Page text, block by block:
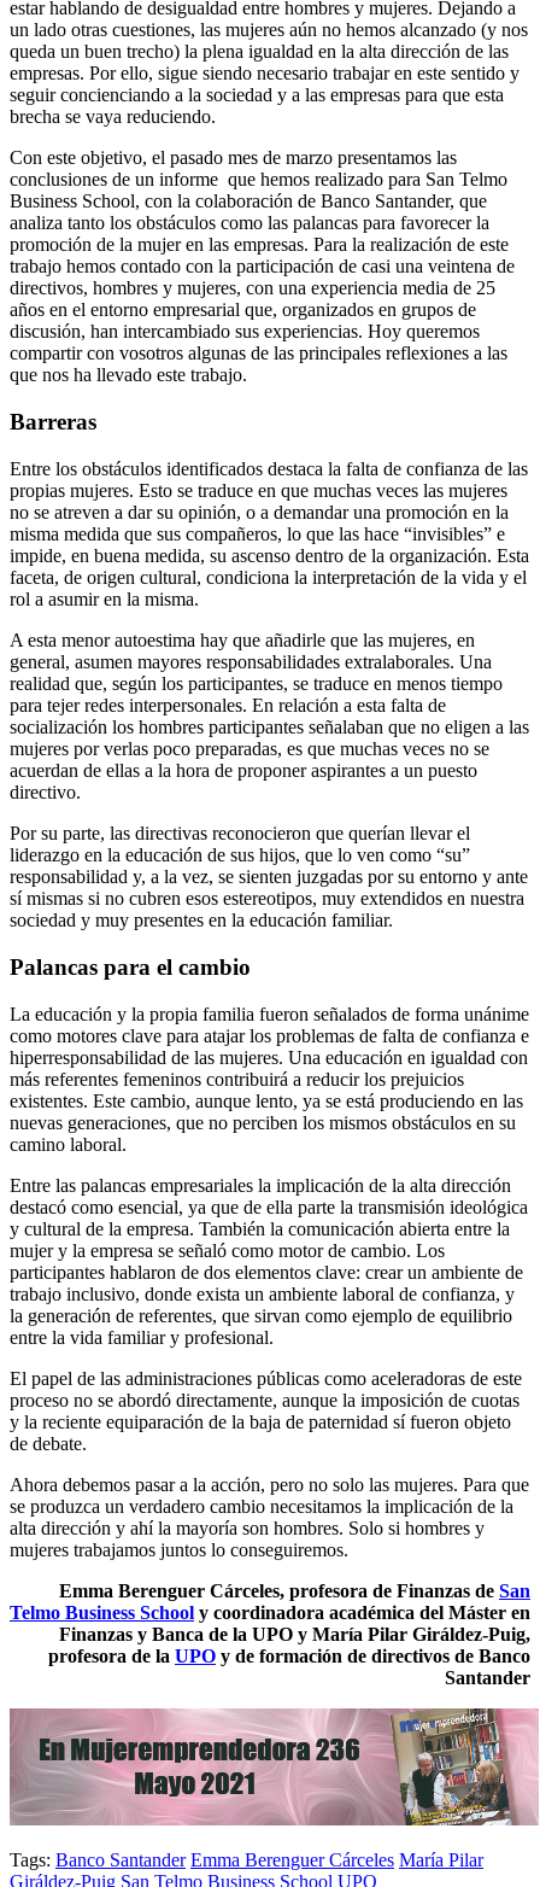
estar hablando de desigualdad entre hombres y mujeres. Dejando a
un lado otras cuestiones, las mujeres aún no hemos alcanzado (y nos
queda un buen trecho) la plena igualdad en la alta dirección de las
empresas. Por ello, sigue siendo necesario trabajar en este sentido y
seguir concienciando a la sociedad y a las empresas para que esta
brecha se vaya reduciendo.
Con este objetivo, el pasado mes de marzo presentamos las
conclusiones de un informe que hemos realizado para San Telmo
Business School, con la colaboración de Banco Santander, que
analiza tanto los obstáculos como las palancas para favorecer la
promoción de la mujer en las empresas. Para la realización de este
trabajo hemos contado con la participación de casi una veintena de
directivos, hombres y mujeres, con una experiencia media de 25
años en el entorno empresarial que, organizados en grupos de
discusión, han intercambiado sus experiencias. Hoy queremos
compartir con vosotros algunas de las principales reflexiones a las
que nos ha llevado este trabajo.
Barreras
Entre los obstáculos identificados destaca la falta de confianza de las
propias mujeres. Esto se traduce en que muchas veces las mujeres
no se atreven a dar su opinión, o a demandar una promoción en la
misma medida que sus compañeros, lo que las hace “invisibles” e
impide, en buena medida, su ascenso dentro de la organización. Esta
faceta, de origen cultural, condiciona la interpretación de la vida y el
rol a asumir en la misma.
A esta menor autoestima hay que añadirle que las mujeres, en
general, asumen mayores responsabilidades extralaborales. Una
realidad que, según los participantes, se traduce en menos tiempo
para tejer redes interpersonales. En relación a esta falta de
socialización los hombres participantes señalaban que no eligen a las
mujeres por verlas poco preparadas, es que muchas veces no se
acuerdan de ellas a la hora de proponer aspirantes a un puesto
directivo.
Por su parte, las directivas reconocieron que querían llevar el
liderazgo en la educación de sus hijos, que lo ven como “su”
responsabilidad y, a la vez, se sienten juzgadas por su entorno y ante
sí mismas si no cubren esos estereotipos, muy extendidos en nuestra
sociedad y muy presentes en la educación familiar.
Palancas para el cambio
La educación y la propia familia fueron señalados de forma unánime
como motores clave para atajar los problemas de falta de confianza e
hiperresponsabilidad de las mujeres. Una educación en igualdad con
más referentes femeninos contribuirá a reducir los prejuicios
existentes. Este cambio, aunque lento, ya se está produciendo en las
nuevas generaciones, que no perciben los mismos obstáculos en su
camino laboral.
Entre las palancas empresariales la implicación de la alta dirección
destacó como esencial, ya que de ella parte la transmisión ideológica
y cultural de la empresa. También la comunicación abierta entre la
mujer y la empresa se señaló como motor de cambio. Los
participantes hablaron de dos elementos clave: crear un ambiente de
trabajo inclusivo, donde exista un ambiente laboral de confianza, y
la generación de referentes, que sirvan como ejemplo de equilibrio
entre la vida familiar y profesional.
El papel de las administraciones públicas como aceleradoras de este
proceso no se abordó directamente, aunque la imposición de cuotas
y la reciente equiparación de la baja de paternidad sí fueron objeto
de debate.
Ahora debemos pasar a la acción, pero no solo las mujeres. Para que
se produzca un verdadero cambio necesitamos la implicación de la
alta dirección y ahí la mayoría son hombres. Solo si hombres y
mujeres trabajamos juntos lo conseguiremos.
Emma Berenguer Cárceles, profesora de Finanzas de San
Telmo Business School y coordinadora académica del Máster en
Finanzas y Banca de la UPO y María Pilar Giráldez-Puig,
profesora de la UPO y de formación de directivos de Banco
Santander
Tags: Banco Santander Emma Berenguer Cárceles María Pilar
Giráldez-Puig San Telmo Business School UPO